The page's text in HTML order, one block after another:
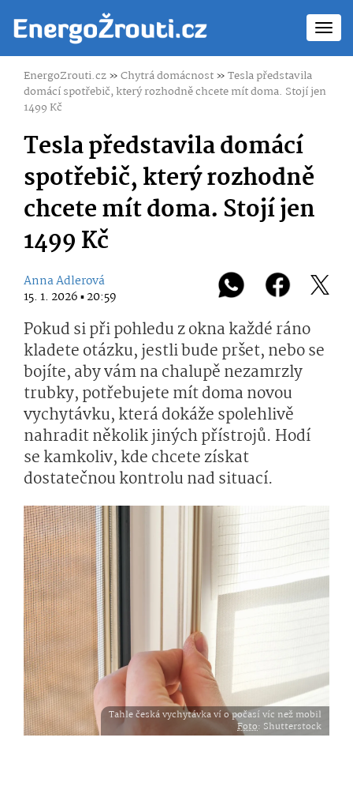
EnergoZrouti.cz»Chytrá domácnost»Tesla představila
domácí spotřebič, který rozhodně chcete mít doma. Stojí jen
1499 Kč
Tesla představila domácí
spotřebič, který rozhodně
chcete mít doma. Stojí jen
1499 Kč
Anna Adlerová
15. 1. 2026 ▪ 20:59
Pokud si při pohledu z okna každé ráno
kladete otázku, jestli bude pršet, nebo se
bojíte, aby vám na chalupě nezamrzly
trubky, potřebujete mít doma novou
vychytávku, která dokáže spolehlivě
nahradit několik jiných přístrojů. Hodí
se kamkoliv, kde chcete získat
dostatečnou kontrolu nad situací.
Tahle česká vychytávka ví o počasí víc než mobil
Foto: Shutterstock